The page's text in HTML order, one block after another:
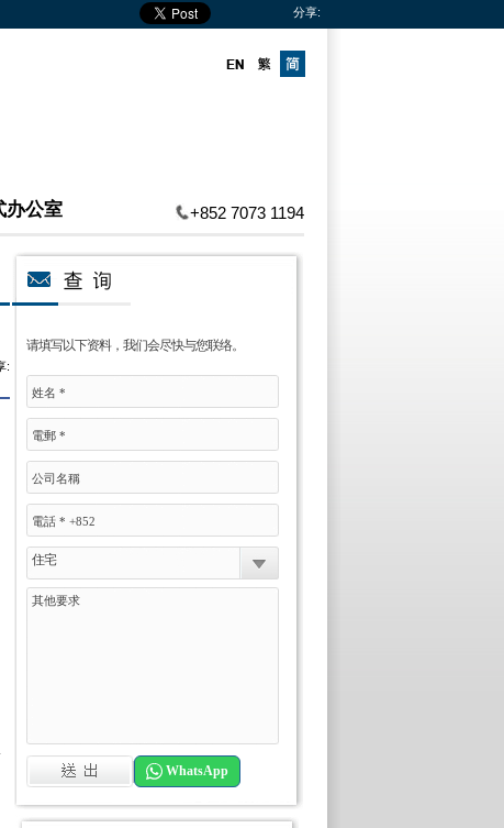
分享:
办公室 +852 7073 1194
请填写以下资料，我们会尽快与您联络。
住宅
WhatsApp
: